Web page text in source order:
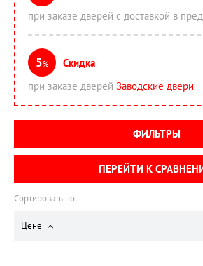
Сортировать по:
Цене
при заказе дверей с доставкой в
5%
Скидка
при заказе дверей Заводские двери
ФИЛЬТРЫ
ПЕРЕЙТИ К